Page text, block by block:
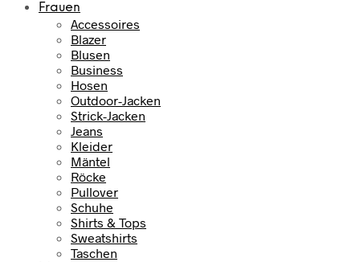
Frauen
Accessoires
Blazer
Blusen
Business
Hosen
Outdoor-Jacken
Strick-Jacken
Jeans
Kleider
Mäntel
Röcke
Pullover
Schuhe
Shirts & Tops
Sweatshirts
Taschen